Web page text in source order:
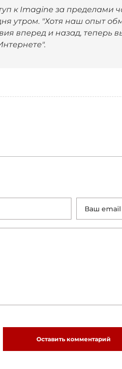
к Imagine за пределами
утром. "Хотя наш опыт
вперед и назад, теперь
Оставить комментарий